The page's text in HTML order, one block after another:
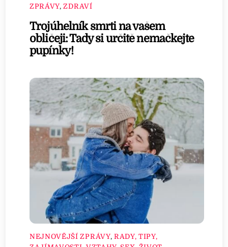
ZPRÁVY,ZDRAVÍ
Trojúhelník smrti na vašem
obličeji: Tady si určitě nemačkejte
pupínky!
NEJNOVĚJŠÍ ZPRÁVY, RADY, TIPY,